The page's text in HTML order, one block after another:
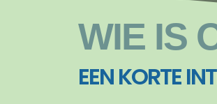
WIE IS
EEN KORTE